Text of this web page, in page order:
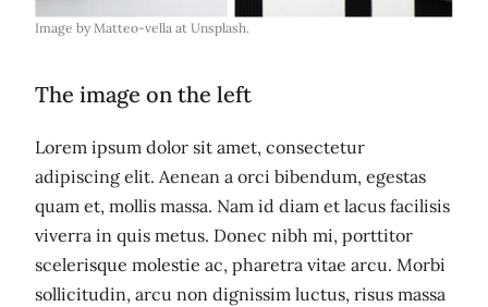
Image by Matteo-vella at Unsplash.
The image on the left
Lorem ipsum dolor sit amet, consectetur
adipiscing elit. Aenean a orci bibendum, egestas
quam et, mollis massa. Nam id diam et lacus facilisis
viverra in quis metus. Donec nibh mi, porttitor
scelerisque molestie ac, pharetra vitae arcu. Morbi
sollicitudin, arcu non dignissim luctus, risus massa